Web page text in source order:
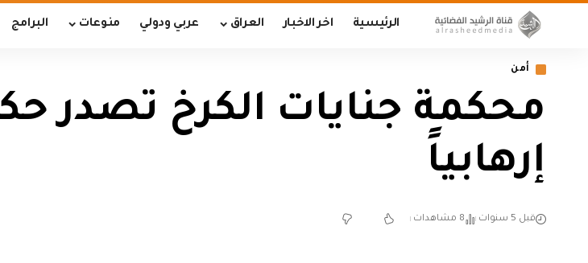
الرئيسية اخر الاخبار العراق عربي ودولي منوعات البرامج
أمن
إرهابياً
قبل 5 سنوات 8 مشاهدات